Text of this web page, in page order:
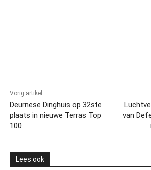
Vorig artikel
Deurnese Dinghuis op 32ste
plaats in nieuwe Terras Top
100
van
Lees ook